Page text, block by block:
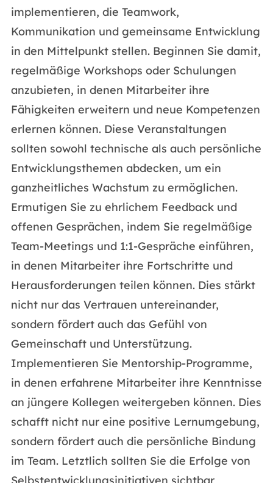
implementieren, die Teamwork,
Kommunikation und gemeinsame Entwicklung
in den Mittelpunkt stellen. Beginnen Sie damit,
regelmäßige Workshops oder Schulungen
anzubieten, in denen Mitarbeiter ihre
Fähigkeiten erweitern und neue Kompetenzen
erlernen können. Diese Veranstaltungen
sollten sowohl technische als auch persönliche
Entwicklungsthemen abdecken, um ein
ganzheitliches Wachstum zu ermöglichen.
Ermutigen Sie zu ehrlichem Feedback und
offenen Gesprächen, indem Sie regelmäßige
Team-Meetings und 1:1-Gespräche einführen,
in denen Mitarbeiter ihre Fortschritte und
Herausforderungen teilen können. Dies stärkt
nicht nur das Vertrauen untereinander,
sondern fördert auch das Gefühl von
Gemeinschaft und Unterstützung.
Implementieren Sie Mentorship-Programme,
in denen erfahrene Mitarbeiter ihre Kenntnisse
an jüngere Kollegen weitergeben können. Dies
schafft nicht nur eine positive Lernumgebung,
sondern fördert auch die persönliche Bindung
im Team. Letztlich sollten Sie die Erfolge von